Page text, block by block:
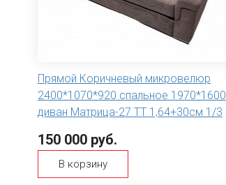
Прямой Коричневый микровелюр
2400*1070*920 спальное 1970*1600
диван Матрица-27 ТТ 1,64+30см 1/3
150 000 руб.
В корзину